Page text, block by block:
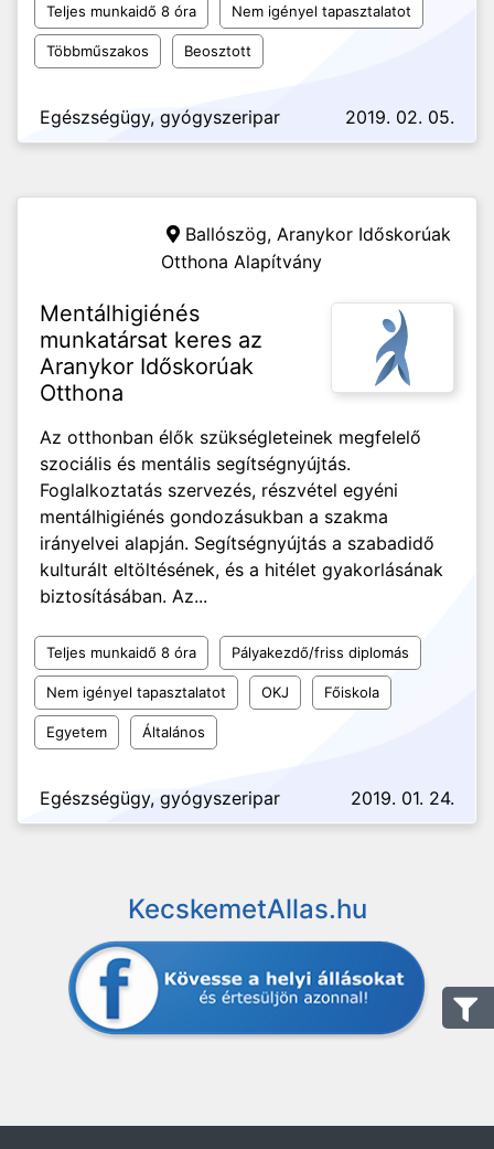
Teljes munkaidő 8 óra Nem igényel tapasztalatot
Többműszakos Beosztott
Egészségügy, gyógyszeripar 2019. 02. 05.
Ballószög, Aranykor Időskorúak
Otthona Alapítvány
Mentálhigiénés
munkatársat keres az
Aranykor Időskorúak
Otthona
Az otthonban élők szükségleteinek megfelelő
szociális és mentális segítségnyújtás.
Foglalkoztatás szervezés, részvétel egyéni
mentálhigiénés gondozásukban a szakma
irányelvei alapján. Segítségnyújtás a szabadidő
kulturált eltöltésének, és a hitélet gyakorlásának
biztosításában. Az...
Teljes munkaidő 8 óra Pályakezdő/friss diplomás
Nem igényel tapasztalatot OKJ Főiskola
Egyetem Általános
Egészségügy, gyógyszeripar 2019. 01. 24.
KecskemetAllas.hu